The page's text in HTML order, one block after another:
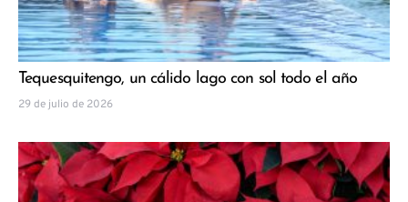
Tequesquitengo, un cálido lago con sol todo el año
29 de julio de 2026